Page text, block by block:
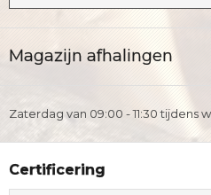
Magazijn afhalingen
Zaterdag van 09:00 - 11:30 tijdens
Certificering